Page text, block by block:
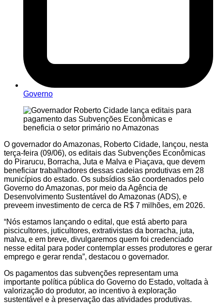
Governo
O governador do Amazonas, Roberto Cidade, lançou, nesta
terça-feira (09/06), os editais das Subvenções Econômicas
do Pirarucu, Borracha, Juta e Malva e Piaçava, que devem
beneficiar trabalhadores dessas cadeias produtivas em 28
municípios do estado. Os subsídios são coordenados pelo
Governo do Amazonas, por meio da Agência de
Desenvolvimento Sustentável do Amazonas (ADS), e
preveem investimento de cerca de R$ 7 milhões, em 2026.
“Nós estamos lançando o edital, que está aberto para
piscicultores, juticultores, extrativistas da borracha, juta,
malva, e em breve, divulgaremos quem foi credenciado
nesse edital para poder contemplar esses produtores e gerar
emprego e gerar renda”, destacou o governador.
Os pagamentos das subvenções representam uma
importante política pública do Governo do Estado, voltada à
valorização do produtor, ao incentivo à exploração
sustentável e à preservação das atividades produtivas.